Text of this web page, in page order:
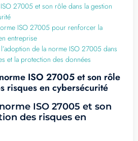
27005 et son rôle dans la gestion
ISO 27005 pour renforcer la
entreprise
de la norme ISO 27005 dans
et la protection des données
ISO 27005 et son rôle
risques en cybersécurité
ISO 27005 et son
des risques en